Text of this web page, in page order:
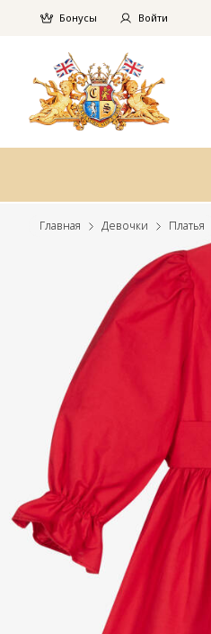
Бонусы Войти
Главная Девочки Платья